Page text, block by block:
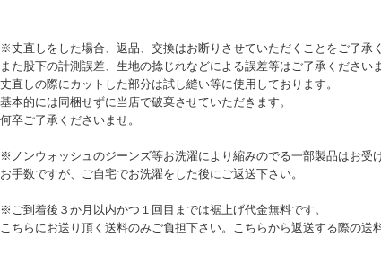
※丈直しをした場合、返品、交換はお断りさせていただくことをご了承
また股下の計測誤差、生地の捻じれなどによる誤差等はご了承くださいま
丈直しの際にカットした部分は試し縫い等に使用しております。
基本的には同梱せずに当店で破棄させていただきます。
何卒ご了承くださいませ。
※ノンウォッシュのジーンズ等お洗濯により縮みのでる一部製品はお受
お手数ですが、ご自宅でお洗濯をした後にご返送下さい。
※ご到着後３か月以内かつ１回目までは裾上げ代金無料です。
こちらにお送り頂く送料のみご負担下さい。こちらから返送する際の送